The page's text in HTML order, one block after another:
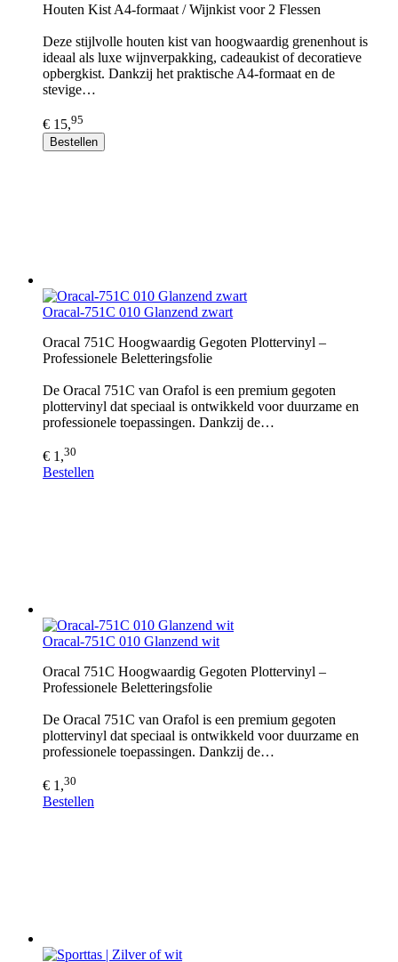
Houten Kist A4-formaat / Wijnkist voor 2 Flessen
Deze stijlvolle houten kist van hoogwaardig grenenhout is
ideaal als luxe wijnverpakking, cadeaukist of decoratieve
opbergkist. Dankzij het praktische A4-formaat en de
stevige…
€ 15,95
Bestellen
Oracal-751C 010 Glanzend zwart
Oracal 751C Hoogwaardig Gegoten Plottervinyl –
Professionele Beletteringsfolie
De Oracal 751C van Orafol is een premium gegoten
plottervinyl dat speciaal is ontwikkeld voor duurzame en
professionele toepassingen. Dankzij de…
€ 1,30
Bestellen
Oracal-751C 010 Glanzend wit
Oracal 751C Hoogwaardig Gegoten Plottervinyl –
Professionele Beletteringsfolie
De Oracal 751C van Orafol is een premium gegoten
plottervinyl dat speciaal is ontwikkeld voor duurzame en
professionele toepassingen. Dankzij de…
€ 1,30
Bestellen